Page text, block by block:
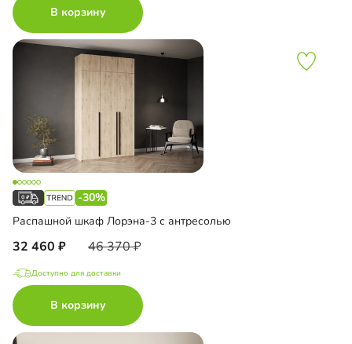
В корзину
-30%
Распашной шкаф Лорэна-3 с антресолью
32 460 46 370
Доступно для доставки
В корзину